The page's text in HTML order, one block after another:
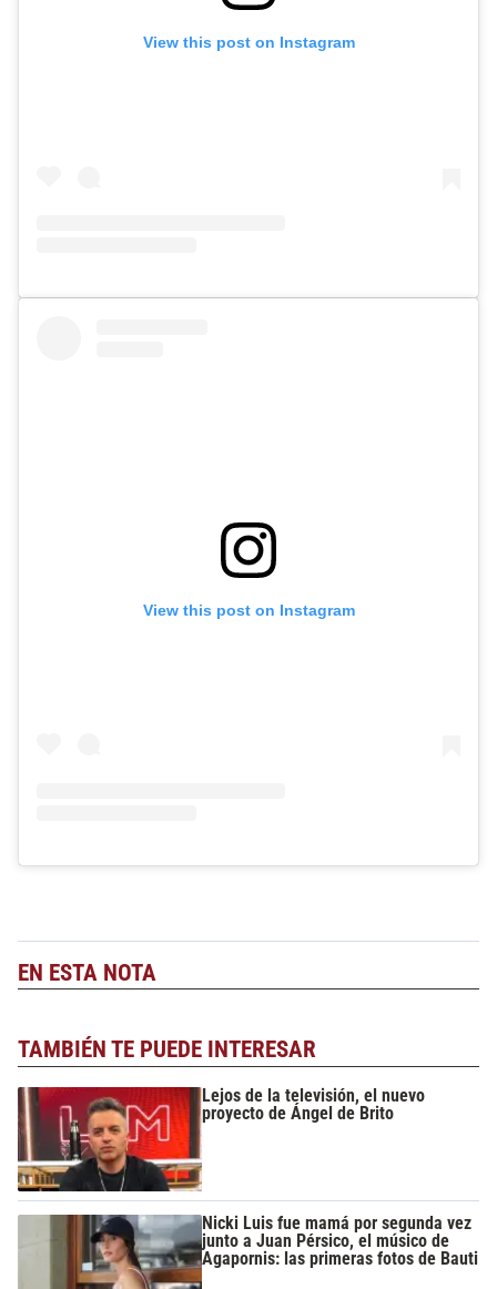
View this post on Instagram
View this post on Instagram
EN ESTA NOTA
TAMBIÉN TE PUEDE INTERESAR
Lejos de la televisión, el nuevo
proyecto de Ángel de Brito
Nicki Luis fue mamá por segunda vez
junto a Juan Pérsico, el músico de
Agapornis: las primeras fotos de Bauti